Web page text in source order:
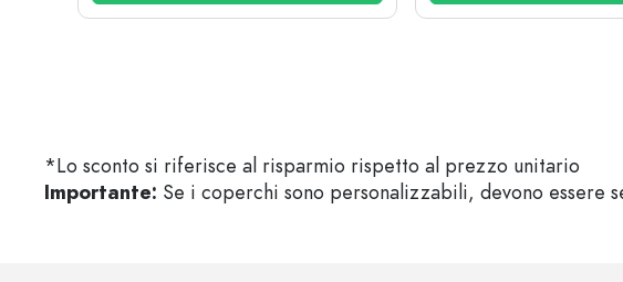
*Lo sconto si riferisce al risparmio rispetto al prezzo unitario
Importante: Se i coperchi sono personalizzabili, devono essere